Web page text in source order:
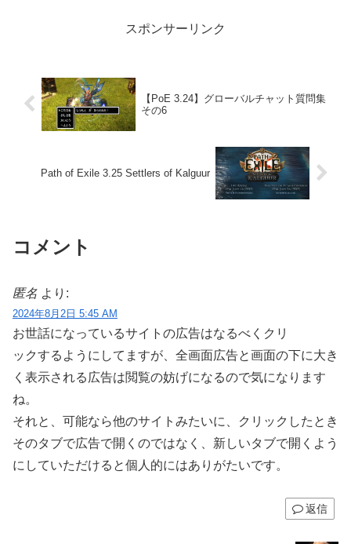
スポンサーリンク
【PoE 3.24】グローバルチャット質問集
その6
Path of Exile 3.25 Settlers of Kalguur
コメント
匿名 より:
2024年8月2日 5:45 AM
お世話になっているサイトの広告はなるべくクリ
ックするようにしてますが、全画面広告と画面の下に大き
く表示される広告は閲覧の妨げになるので気になります
ね。
それと、可能なら他のサイトみたいに、クリックしたとき
そのタブで広告で開くのではなく、新しいタブで開くよう
にしていただけると個人的にはありがたいです。
返信